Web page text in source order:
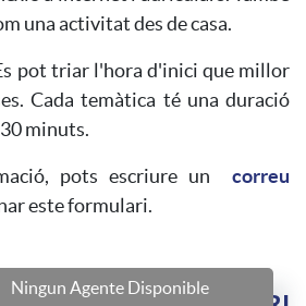
una activitat des de casa.
pot triar l'hora d'inici que millor
Cada temàtica té una duració
minuts.
pots escriure un
correu
este formulari.
Ningun Agente Disponible